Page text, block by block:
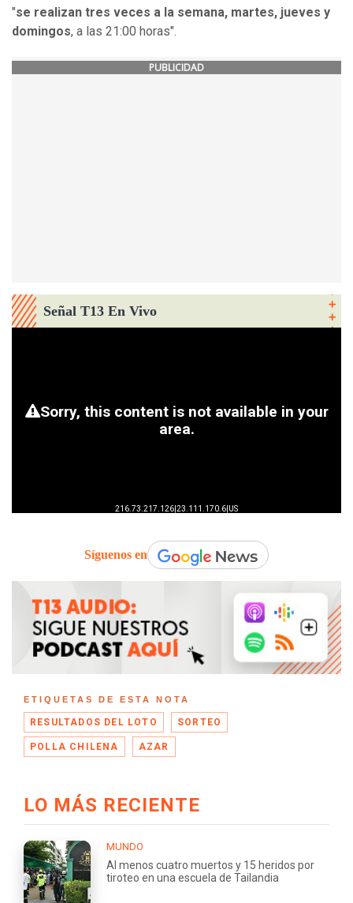
"se realizan tres veces a la semana, martes, jueves y
domingos, a las 21:00 horas".
PUBLICIDAD
Señal T13 En Vivo
Síguenos en
ETIQUETAS DE ESTA NOTA
RESULTADOS DEL LOTO SORTEO
POLLA CHILENA AZAR
LO MÁS RECIENTE
MUNDO
Al menos cuatro muertos y 15 heridos por
tiroteo en una escuela de Tailandia